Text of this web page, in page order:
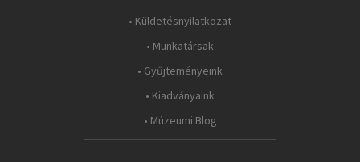
• Küldetésnyilatkozat
• Munkatársak
• Gyűjteményeink
• Kiadványaink
• Múzeumi Blog